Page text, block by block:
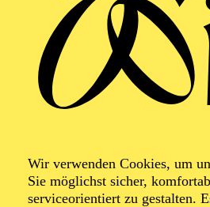
Wir verwenden Cookies, um
Sie möglichst sicher,
serviceorientiert zu gestalten.
Foto: Hakki Topcu